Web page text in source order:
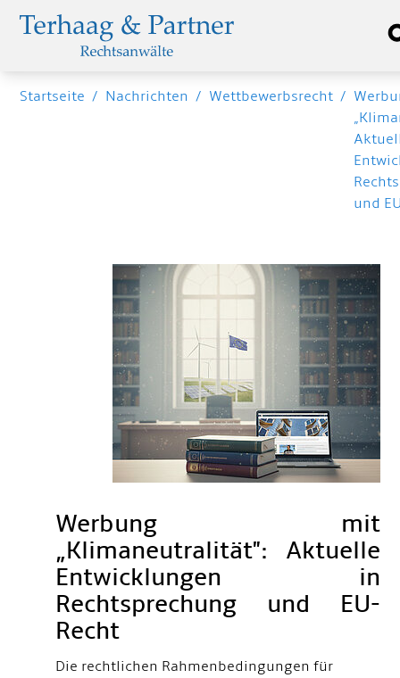
Startseite / Nachrichten / Wettbewerbsrecht /
und
Werbung mit
„Klimaneutralität": Aktuelle
Entwicklungen in
Rechtsprechung und EU-
Recht
Die rechtlichen Rahmenbedingungen für